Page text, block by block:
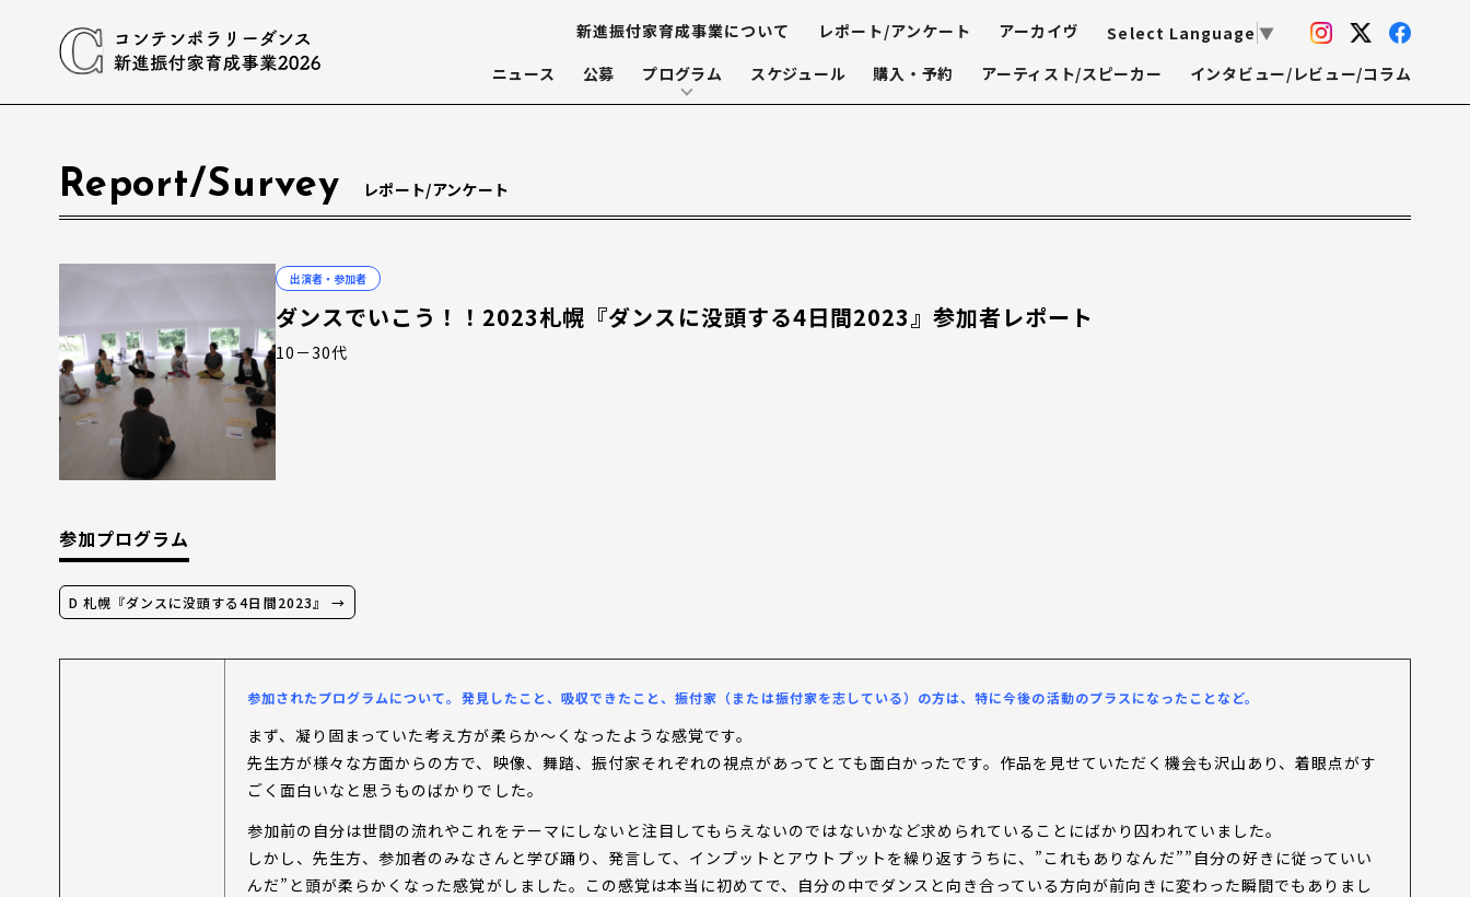
新進振付家育成事業について レポート/アンケート アーカイヴ Select Language ▼
ニュース
公募 プログラム スケジュール 購入・予約 アーティスト/スピーカー インタビュー/レビュー/コラム
Report/Survey レポート/アンケート
出演者・参加者
ダンスでいこう！！2023札幌『ダンスに没頭する4日間2023』参加者レポート
10－30代
参加プログラム
D 札幌『ダンスに没頭する4日間2023』 →
参加されたプログラムについて。発見したこと、吸収できたこと、振付家（または振付家を志している）の方は、特に今後の活動のプラスになったことなど。
まず、凝り固まっていた考え方が柔らか〜くなったような感覚です。
先生方が様々な方面からの方で、映像、舞踏、振付家それぞれの視点があってとても面白かったです。作品を見せていただく機会も沢山あり、着眼点がす
ごく面白いなと思うものばかりでした。
参加前の自分は世間の流れやこれをテーマにしないと注目してもらえないのではないかなど求められていることにばかり囚われていました。
しかし、先生方、参加者のみなさんと学び踊り、発言して、インプットとアウトプットを繰り返すうちに、”これもありなんだ””自分の好きに従っていい
んだ”と頭が柔らかくなった感覚がしました。この感覚は本当に初めてで、自分の中でダンスと向き合っている方向が前向きに変わった瞬間でもありまし